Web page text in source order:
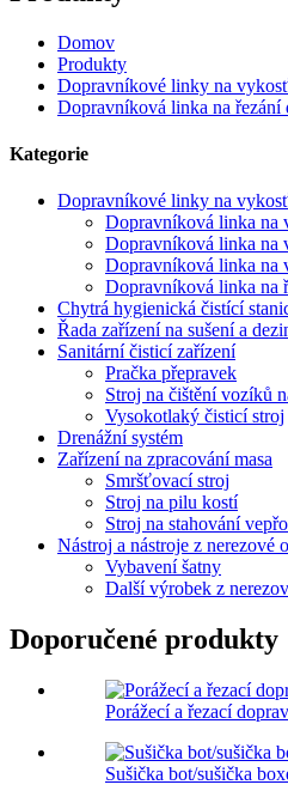
Domov
Produkty
Dopravníkové linky na
Dopravníková linka na řezání
Kategorie
Dopravníkové linky na
Dopravníková linka na
Dopravníková linka na
Dopravníková linka na
Dopravníková linka na
Chytrá hygienická čistící
Řada zařízení na sušení a
Sanitární čisticí zařízení
Pračka přepravek
Stroj na čištění vozíků
Vysokotlaký čisticí stroj
Drenážní systém
Zařízení na zpracování masa
Smršťovací stroj
Stroj na pilu kostí
Stroj na stahování
Nástroj a nástroje z nerezové
Vybavení šatny
Další výrobek z
Doporučené produkty
Porážecí a řezací
Sušička bot/sušička